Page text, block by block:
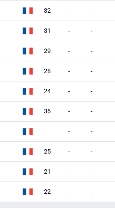
32 - -
31 - -
29 - -
28 - -
24 - -
36 - -
- -
25 - -
21 - -
22 - -